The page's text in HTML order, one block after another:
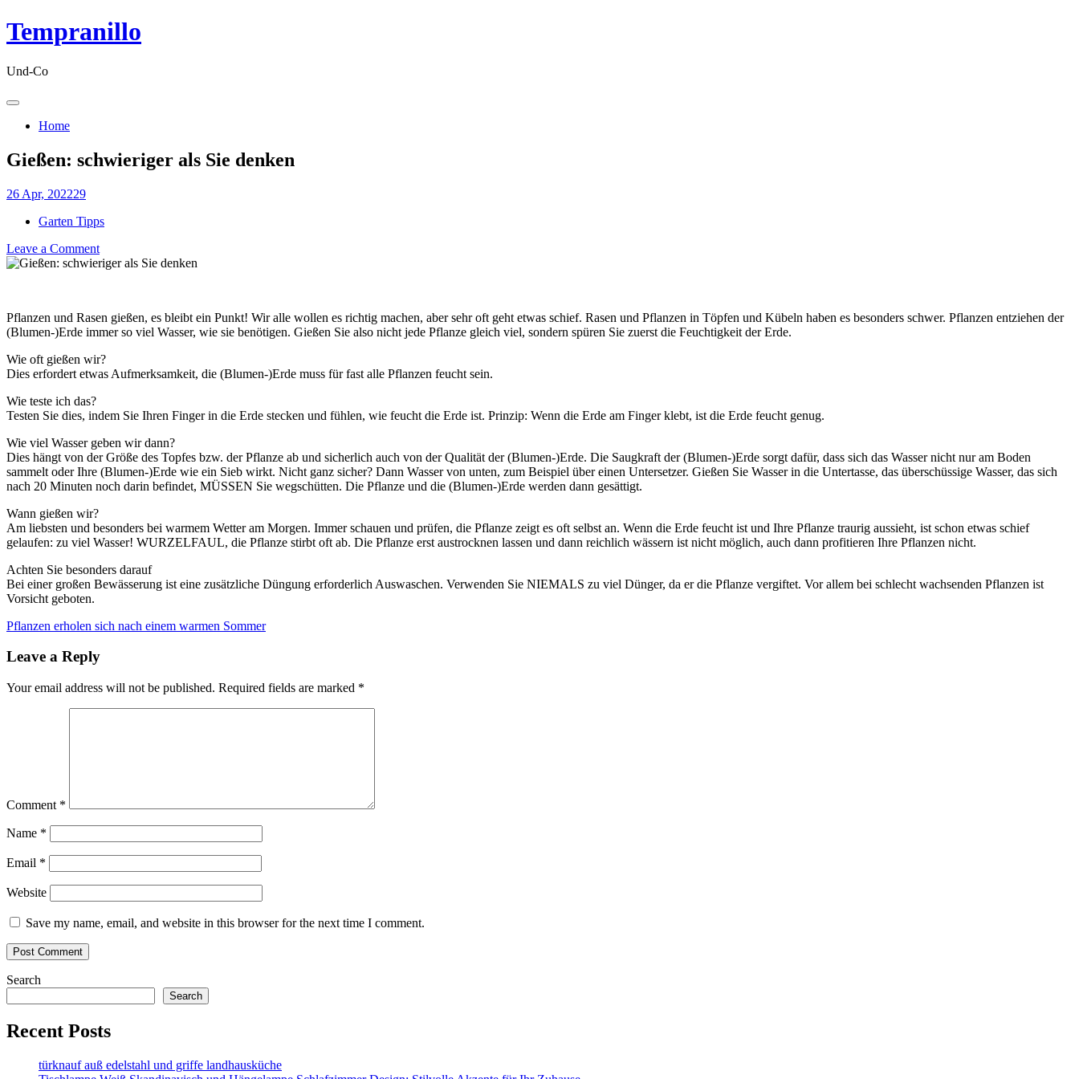
Skip
to
Tempranillo
Und-Co
Home
Gießen: schwieriger als Sie denken
26 Apr, 202229
Garten Tipps
Leave a Commenton
Gießen:
denken
Pflanzen und Rasen gießen, es bleibt ein Punkt! Wir alle wollen es richtig machen, aber sehr oft geht etwas schief. Rasen und Pflanzen in Töpfen und Kübeln haben es besonders schwer. Pflanzen entziehen der
(Blumen-)Erde immer so viel Wasser, wie sie benötigen. Gießen Sie also nicht jede Pflanze gleich viel, sondern spüren Sie zuerst die Feuchtigkeit der Erde.
Wie oft gießen wir?
Dies erfordert etwas Aufmerksamkeit, die (Blumen-)Erde muss für fast alle Pflanzen feucht sein.
Wie teste ich das?
Testen Sie dies, indem Sie Ihren Finger in die Erde stecken und fühlen, wie feucht die Erde ist. Prinzip: Wenn die Erde am Finger klebt, ist die Erde feucht genug.
Wie viel Wasser geben wir dann?
Dies hängt von der Größe des Topfes bzw. der Pflanze ab und sicherlich auch von der Qualität der (Blumen-)Erde. Die Saugkraft der (Blumen-)Erde sorgt dafür, dass sich das Wasser nicht nur am Boden
sammelt oder Ihre (Blumen-)Erde wie ein Sieb wirkt. Nicht ganz sicher? Dann Wasser von unten, zum Beispiel über einen Untersetzer. Gießen Sie Wasser in die Untertasse, das überschüssige Wasser, das sich
nach 20 Minuten noch darin befindet, MÜSSEN Sie wegschütten. Die Pflanze und die (Blumen-)Erde werden dann gesättigt.
Wann gießen wir?
Am liebsten und besonders bei warmem Wetter am Morgen. Immer schauen und prüfen, die Pflanze zeigt es oft selbst an. Wenn die Erde feucht ist und Ihre Pflanze traurig aussieht, ist schon etwas schief
gelaufen: zu viel Wasser! WURZELFAUL, die Pflanze stirbt oft ab. Die Pflanze erst austrocknen lassen und dann reichlich wässern ist nicht möglich, auch dann profitieren Ihre Pflanzen nicht.
Achten Sie besonders darauf
Bei einer großen Bewässerung ist eine zusätzliche Düngung erforderlich Auswaschen. Verwenden Sie NIEMALS zu viel Dünger, da er die Pflanze vergiftet. Vor allem bei schlecht wachsenden Pflanzen ist
Vorsicht geboten.
Post
navigation
Pflanzen erholen sich nach einem warmen Sommer
Leave a Reply
Your email address will not be published. Required fields are marked *
Comment *
Name *
Email *
Website
Save my name, email, and website in this browser for the next time I comment.
Search
Search
Recent Posts
türknauf auß edelstahl und griffe landhausküche